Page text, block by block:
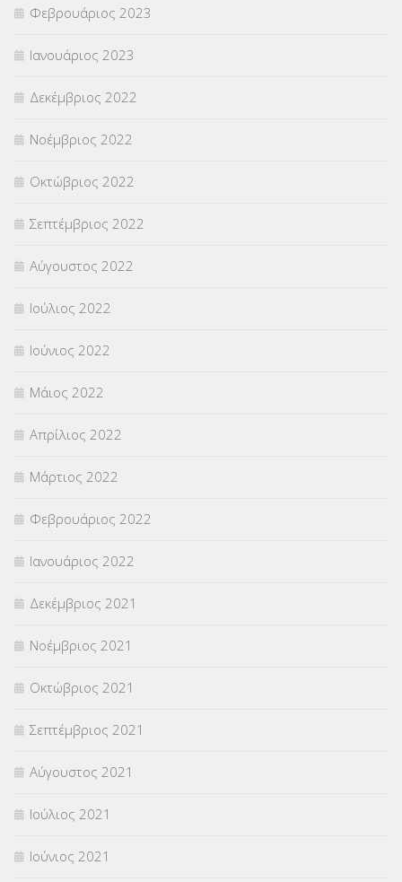
Φεβρουάριος 2023
Ιανουάριος 2023
Δεκέμβριος 2022
Νοέμβριος 2022
Οκτώβριος 2022
Σεπτέμβριος 2022
Αύγουστος 2022
Ιούλιος 2022
Ιούνιος 2022
Μάιος 2022
Απρίλιος 2022
Μάρτιος 2022
Φεβρουάριος 2022
Ιανουάριος 2022
Δεκέμβριος 2021
Νοέμβριος 2021
Οκτώβριος 2021
Σεπτέμβριος 2021
Αύγουστος 2021
Ιούλιος 2021
Ιούνιος 2021